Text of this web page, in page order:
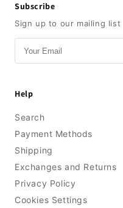
Subscribe
Sign up to our mailing list
Help
Search
Payment Methods
Shipping
Exchanges and Returns
Privacy Policy
Cookies Settings